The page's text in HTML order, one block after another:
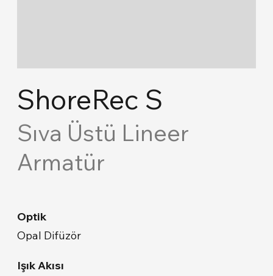
Acil Durum & Yönlendirme
Endüstriyel
ShoreRec S
Sıva Üstü Lineer
Armatür
Optik
Opal Difüzör
Işık Akısı